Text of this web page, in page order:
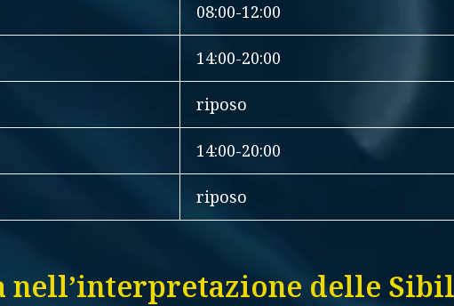
08:00-12:00
14:00-20:00
riposo
14:00-20:00
riposo
nell’interpretazione delle